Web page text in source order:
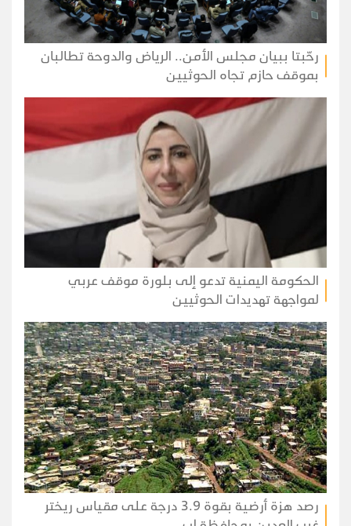
رحّبتا ببيان مجلس الأمن.. الرياض والدوحة تطالبان
بموقف حازم تجاه الحوثيين
الحكومة اليمنية تدعو إلى بلورة موقف عربي
لمواجهة تهديدات الحوثيين
رصد هزة أرضية بقوة 3.9 درجة على مقياس ريختر